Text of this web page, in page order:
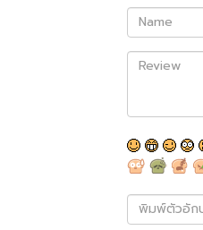
Name
Review
พิมพ์
ตัว